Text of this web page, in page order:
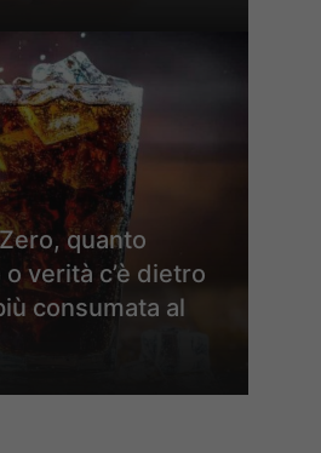
quanto
verità c’è dietro
consumata al